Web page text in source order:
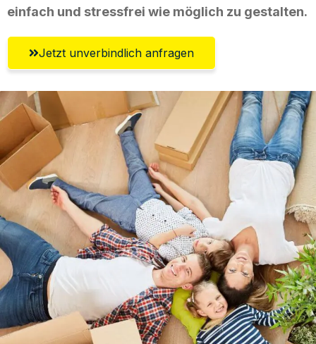
einfach und stressfrei wie möglich zu gestalten.
Jetzt unverbindlich anfragen